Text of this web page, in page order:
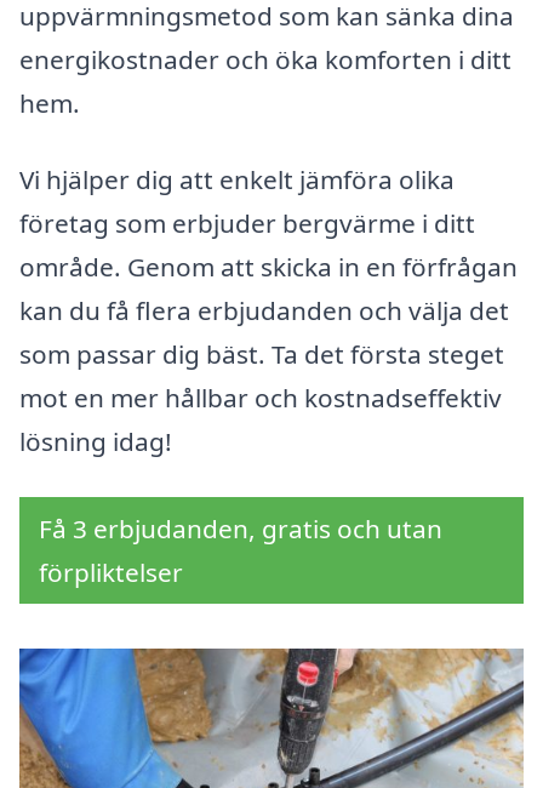
uppvärmningsmetod som kan sänka dina
energikostnader och öka komforten i ditt
hem.
Vi hjälper dig att enkelt jämföra olika
företag som erbjuder bergvärme i ditt
område. Genom att skicka in en förfrågan
kan du få flera erbjudanden och välja det
som passar dig bäst. Ta det första steget
mot en mer hållbar och kostnadseffektiv
lösning idag!
Få 3 erbjudanden, gratis och utan
förpliktelser